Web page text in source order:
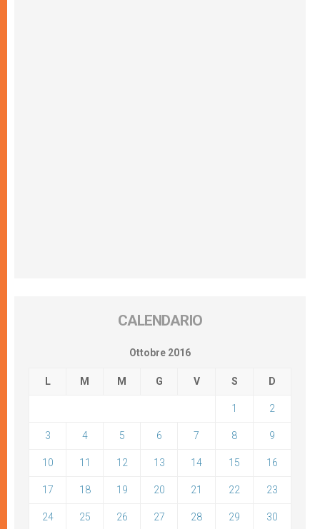
CALENDARIO
Ottobre 2016
L M M G V S D
1 2
3 4 5 6 7 8 9
10 11 12 13 14 15 16
17 18 19 20 21 22 23
24 25 26 27 28 29 30